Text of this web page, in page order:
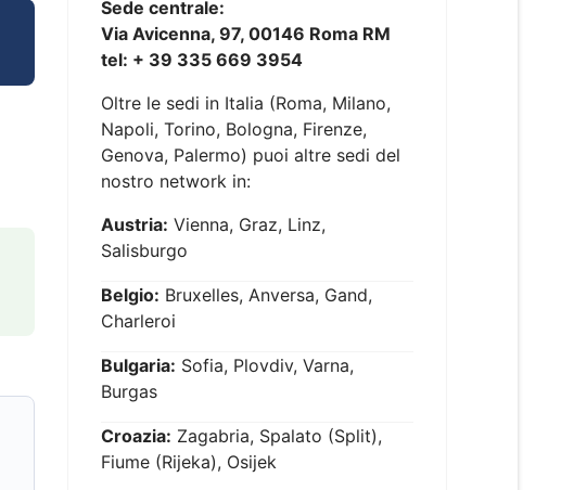
Sede centrale:
Via Avicenna, 97, 00146 Roma RM
tel: + 39 335 669 3954
Oltre le sedi in Italia (Roma, Milano,
Napoli, Torino, Bologna, Firenze,
Genova, Palermo) puoi altre sedi del
nostro network in:
Austria: Vienna, Graz, Linz,
Salisburgo
Belgio: Bruxelles, Anversa, Gand,
Charleroi
Bulgaria: Sofia, Plovdiv, Varna,
Burgas
Croazia: Zagabria, Spalato (Split),
Fiume (Rijeka), Osijek